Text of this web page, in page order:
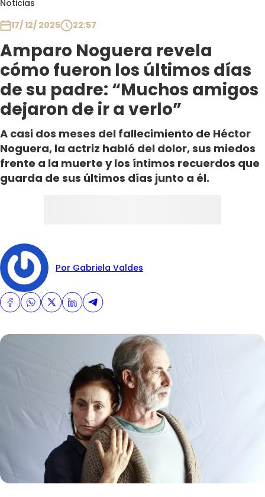
Noticias
17/ 12/ 2025
22:57
Amparo Noguera revela
cómo fueron los últimos días
de su padre: “Muchos amigos
dejaron de ir a verlo”
A casi dos meses del fallecimiento de Héctor
Noguera, la actriz habló del dolor, sus miedos
frente a la muerte y los íntimos recuerdos que
guarda de sus últimos días junto a él.
Por Gabriela Valdes
Club De La Comedia
Contigo en Directo
Plan Perfecto
El Tiempo
Sabingo
Todos Los Programas